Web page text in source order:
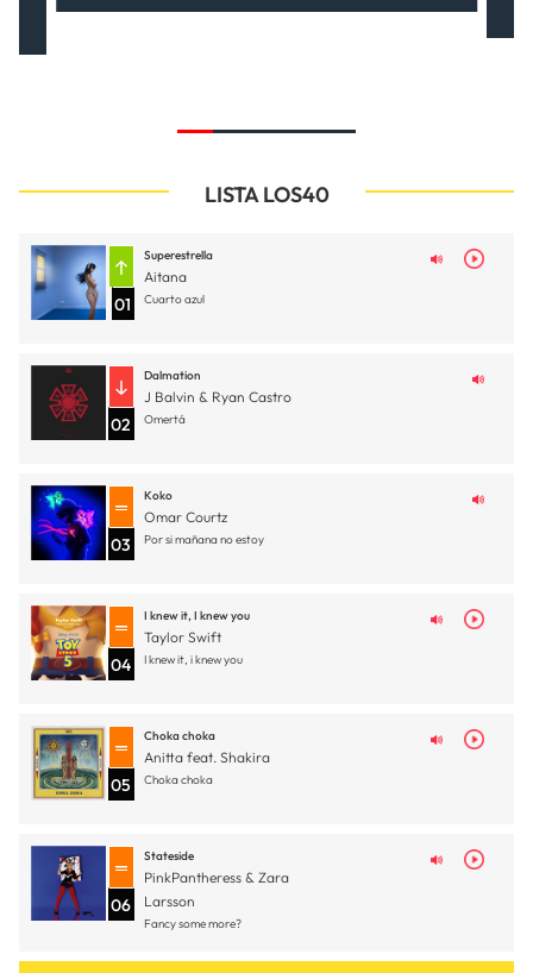
LISTA LOS40
01
Superestrella
Aitana
Cuarto azul
02
Dalmation
J Balvin & Ryan Castro
Omertá
03
Koko
Omar Courtz
Por si mañana no estoy
04
I knew it, I knew you
Taylor Swift
I knew it, i knew you
05
Choka choka
Anitta feat. Shakira
Choka choka
06
Stateside
PinkPantheress & Zara
Larsson
Fancy some more?